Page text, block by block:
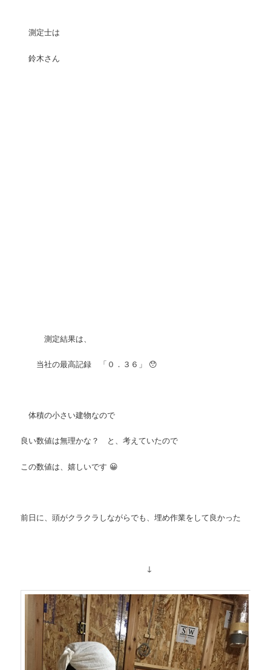
測定士は
鈴木さん
測定結果は、
当社の最高記録 「０．３６」 😯
体積の小さい建物なので
良い数値は無理かな？ と、考えていたので
この数値は、嬉しいです 😀
前日に、頭がクラクラしながらでも、埋め作業をして良かった
↓